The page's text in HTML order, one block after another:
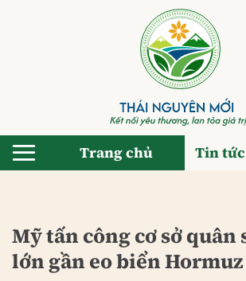
Trang chủ Tin tức
Mỹ tấn công cơ sở quân
lớn gần eo biển Hormuz